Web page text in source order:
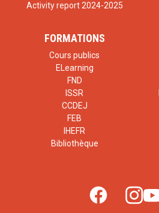
Activity report 2024-2025
FORMATIONS
Cours publics
ELearning
FND
ISSR
CCDEJ
FEB
IHEFR
Bibliothèque